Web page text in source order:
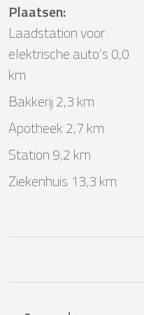
Plaatsen:
Laadstation voor
elektrische auto’s 0,0
km
Bakkerij 2,3 km
Apotheek 2,7 km
Station 9,2 km
Ziekenhuis 13,3 km